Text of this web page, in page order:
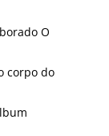
O
corpo do